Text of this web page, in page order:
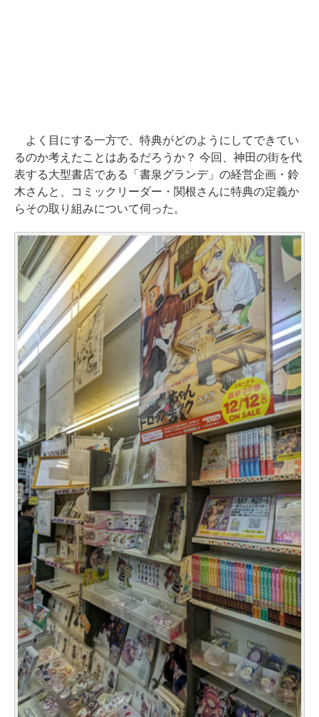
よく目にする一方で、特典がどのようにしてできてい
るのか考えたことはあるだろうか？ 今回、神田の街を代
表する大型書店である「書泉グランデ」の経営企画・鈴
木さんと、コミックリーダー・関根さんに特典の定義か
らその取り組みについて伺った。